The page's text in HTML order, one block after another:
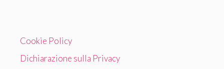
Cookie Policy
Dichiarazione sulla Privacy